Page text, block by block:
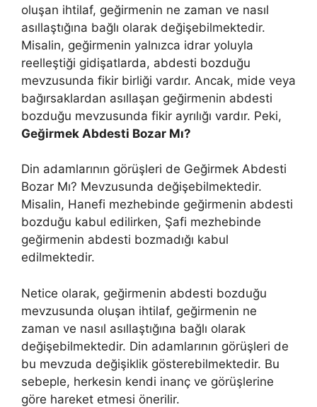
oluşan ihtilaf, geğirmenin ne zaman ve nasıl
asıllaştığına bağlı olarak değişebilmektedir.
Misalin, geğirmenin yalnızca idrar yoluyla
reelleştiği gidişatlarda, abdesti bozduğu
mevzusunda fikir birliği vardır. Ancak, mide veya
bağırsaklardan asıllaşan geğirmenin abdesti
bozduğu mevzusunda fikir ayrılığı vardır. Peki,
Geğirmek Abdesti Bozar Mı?
Din adamlarının görüşleri de Geğirmek Abdesti
Bozar Mı? Mevzusunda değişebilmektedir.
Misalin, Hanefi mezhebinde geğirmenin abdesti
bozduğu kabul edilirken, Şafi mezhebinde
geğirmenin abdesti bozmadığı kabul
edilmektedir.
Netice olarak, geğirmenin abdesti bozduğu
mevzusunda oluşan ihtilaf, geğirmenin ne
zaman ve nasıl asıllaştığına bağlı olarak
değişebilmektedir. Din adamlarının görüşleri de
bu mevzuda değişiklik gösterebilmektedir. Bu
sebeple, herkesin kendi inanç ve görüşlerine
göre hareket etmesi önerilir.